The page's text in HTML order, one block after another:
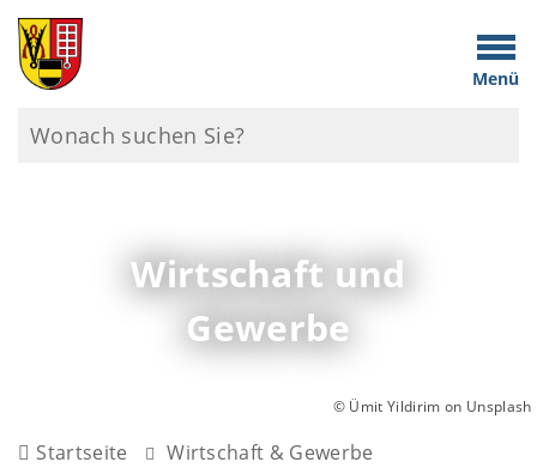
Menü
Wirtschaft und
Gewerbe
© Ümit Yildirim on Unsplash
Startseite
Wirtschaft & Gewerbe